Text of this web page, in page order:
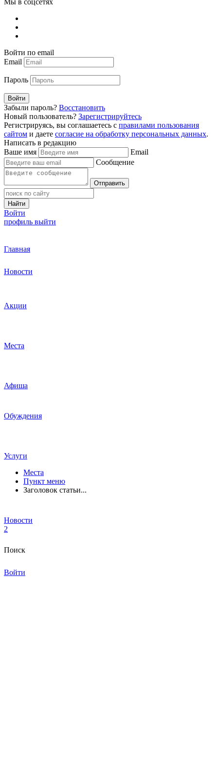
Войти по email
Email
Пароль
Войти
Забыли пароль? Восстановить
Новый пользователь? Зарегистрируйтесь
Регистрируясь, вы соглашаетесь с правилами пользования
сайтом и даете согласие на обработку персональных данных.
Написать в редакцию
Ваше имя
Email
Сообщение
Отправить
Найти
Войти
профиль выйти
Главная
Новости
Акции
Места
Афиша
Обуждения
Услуги
Места
Пункт меню
Заголовок статьи...
Новости
2
Поиск
Войти